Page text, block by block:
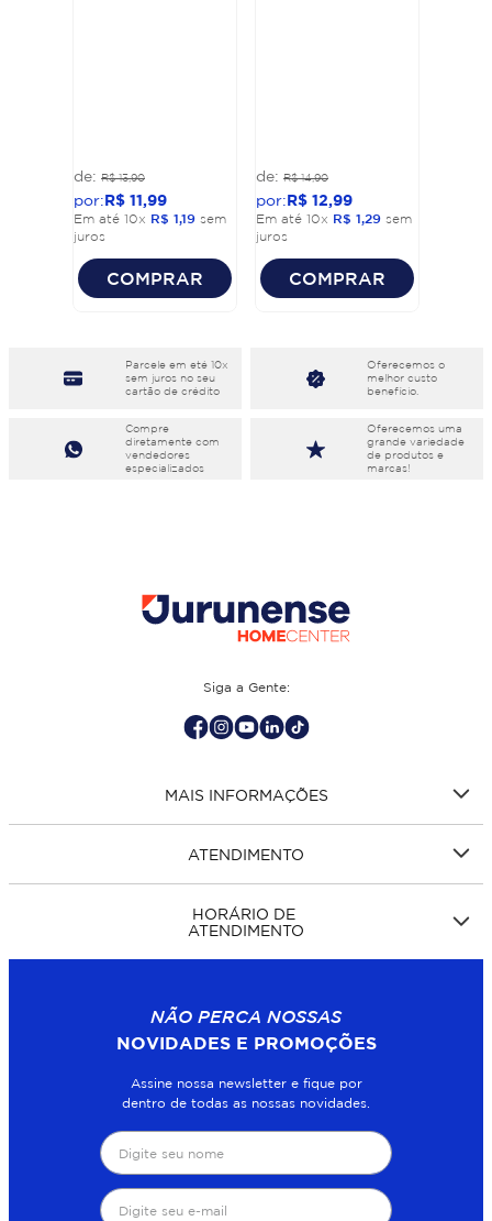
R$ 13,90
R$ 11,99
Em até 10x R$ 1,19 sem
juros
COMPRAR
R$ 14,90
R$ 12,99
Em até 10x R$ 1,29 sem
juros
COMPRAR
Parcele em eté 10x
sem juros no seu
cartão de crédito
Oferecemos o
melhor custo
benefício.
Compre
diretamente com
vendedores
especializados
Oferecemos uma
grande variedade
de produtos e
marcas!
Siga a Gente:
MAIS INFORMAÇÕES
ATENDIMENTO
HORÁRIO DE
ATENDIMENTO
NÃO PERCA NOSSAS
NOVIDADES E PROMOÇÕES
Assine nossa newsletter e fique por
dentro de todas as nossas novidades.